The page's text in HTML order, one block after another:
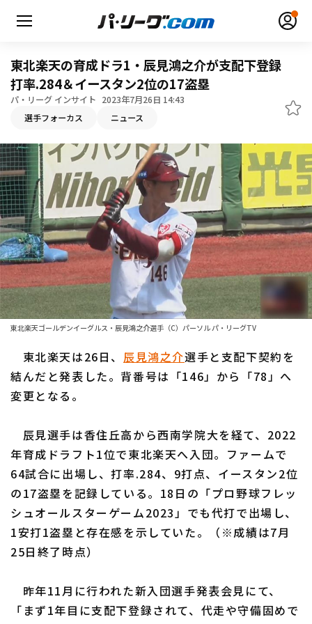
無料アカウント登録
HOME
動画
日程・結果
順位表･成績
1軍公式戦
ファーム東地区
ファーム中地区
ファーム西地区
選手名鑑
北海道日本ハムファイターズ
東北楽天ゴールデンイーグルス
埼玉西武ライオンズ
千葉ロッテマリーンズ
オリックス・バファローズ
福岡ソフトバンクホークス
設定
東北楽天の育成ドラ1・辰見鴻之介が支配下登録
打率.284＆イースタン2位の17盗塁
パ・リーグ インサイト 2023年7月26日 14:43
選手フォーカス ニュース
東北楽天ゴールデンイーグルス・辰見鴻之介選手（C）パーソル パ・リーグTV
東北楽天は26日、 辰見鴻之介選手と支配下契約を
結んだと発表した。背番号は「146」から「78」へ
変更となる。
辰見選手は香住丘高から西南学院大を経て、2022
年育成ドラフト1位で東北楽天へ入団。ファームで
64試合に出場し、打率.284、9打点、イースタン2位
の17盗塁を記録している。18日の「プロ野球フレッ
シュオールスターゲーム2023」でも代打で出場し、
1安打1盗塁と存在感を示していた。（※成績は7月
25日終了時点）
昨年11月に行われた新入団選手発表会見にて、
「まず1年目に支配下登録されて、代走や守備固めで